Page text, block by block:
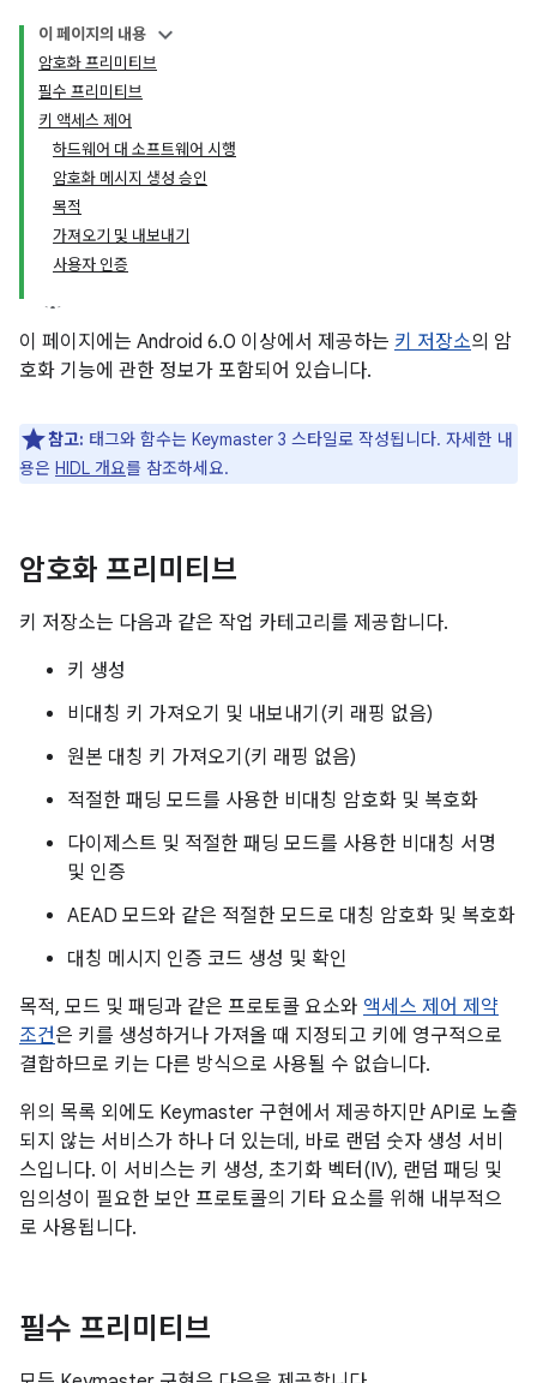
이 페이지의 내용
암호화 프리미티브
필수 프리미티브
키 액세스 제어
하드웨어 대 소프트웨어 시행
암호화 메시지 생성 승인
목적
가져오기 및 내보내기
사용자 인증
이 페이지에는 Android 6.0 이상에서 제공하는 키 저장소의 암
호화 기능에 관한 정보가 포함되어 있습니다.
참고: 태그와 함수는 Keymaster 3 스타일로 작성됩니다. 자세한 내
용은 HIDL 개요를 참조하세요.
암호화 프리미티브
키 저장소는 다음과 같은 작업 카테고리를 제공합니다.
키 생성
비대칭 키 가져오기 및 내보내기(키 래핑 없음)
원본 대칭 키 가져오기(키 래핑 없음)
적절한 패딩 모드를 사용한 비대칭 암호화 및 복호화
다이제스트 및 적절한 패딩 모드를 사용한 비대칭 서명
및 인증
AEAD 모드와 같은 적절한 모드로 대칭 암호화 및 복호화
대칭 메시지 인증 코드 생성 및 확인
목적, 모드 및 패딩과 같은 프로토콜 요소와 액세스 제어 제약
조건은 키를 생성하거나 가져올 때 지정되고 키에 영구적으로
결합하므로 키는 다른 방식으로 사용될 수 없습니다.
위의 목록 외에도 Keymaster 구현에서 제공하지만 API로 노출
되지 않는 서비스가 하나 더 있는데, 바로 랜덤 숫자 생성 서비
스입니다. 이 서비스는 키 생성, 초기화 벡터(IV), 랜덤 패딩 및
임의성이 필요한 보안 프로토콜의 기타 요소를 위해 내부적으
로 사용됩니다.
필수 프리미티브